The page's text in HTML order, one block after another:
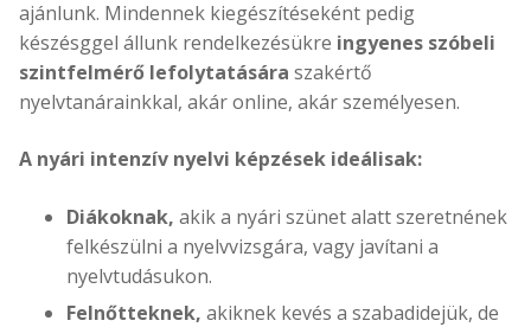
ajánlunk. Mindennek kiegészítéseként pedig
készésggel állunk rendelkezésükre ingyenes szóbeli
szintfelmérő lefolytatására szakértő
nyelvtanárainkkal, akár online, akár személyesen.
A nyári intenzív nyelvi képzések ideálisak:
Diákoknak, akik a nyári szünet alatt szeretnének
felkészülni a nyelvvizsgára, vagy javítani a
nyelvtudásukon.
Felnőtteknek, akiknek kevés a szabadidejük, de